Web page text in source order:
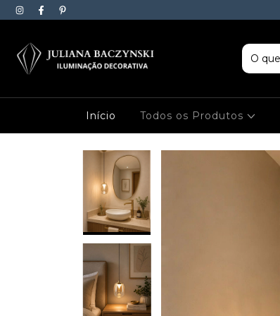
Início Todos os Produtos